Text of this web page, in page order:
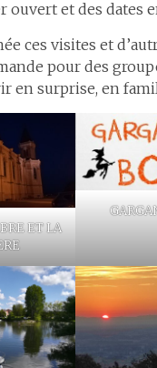
ouvert et des dates
ces visites et
pour des
en surprise, en
ET LA